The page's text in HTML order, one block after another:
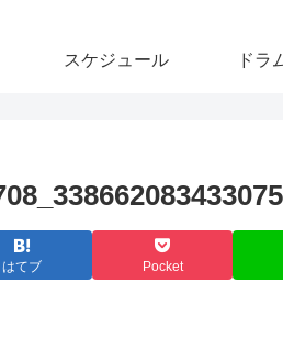
スケジュール ドラ
はてブ Pocket